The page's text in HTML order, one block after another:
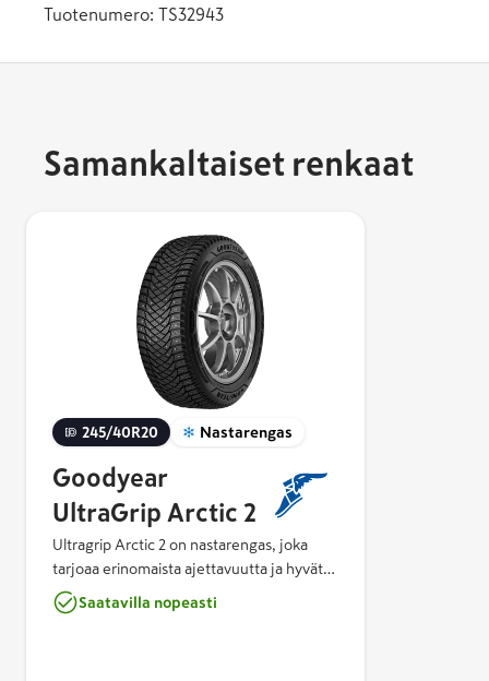
Tuotenumero: TS32943
Samankaltaiset renkaat
245/40R20 Nastarengas
Goodyear
UltraGrip Arctic 2
Ultragrip Arctic 2 on nastarengas, joka
tarjoaa erinomaista ajettavuutta ja hyvät
jarrutusominaisuudet lumella ja jäällä. Sen
Arctic Eagle Claw -nastan muoto on terävä
Saatavilla nopeasti